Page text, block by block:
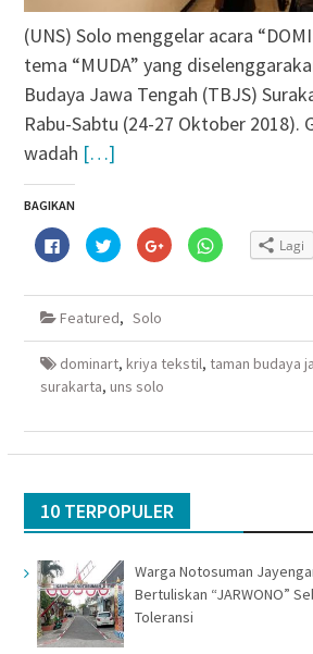
(UNS) Solo menggelar acara
tema “MUDA” yang
Budaya Jawa Tengah (TBJS)
Rabu-Sabtu (24-27 Oktober 2018).
wadah […]
BAGIKAN
Klik
untuk
membagikan
Facebook(Membuka
jendela
baru)
Klik
untuk
berbagi
Twitter(Membuka
jendela
baru)
Klik
untuk
berbagi
Google+
yang
baru)
Klik
untuk
baru)
Lagi
Featured, Solo
dominart, kriya tekstil, taman budaya
surakarta, uns solo
10 TERPOPULER
Warga Notosuman
Bertuliskan “JARWONO”
Toleransi